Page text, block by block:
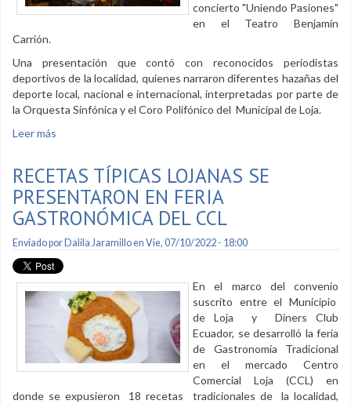
concierto "Uniendo Pasiones"
en el Teatro Benjamín
Carrión.
Una presentación que contó con reconocidos periodistas
deportivos de la localidad, quienes narraron diferentes hazañas del
deporte local, nacional e internacional, interpretadas por parte de
la Orquesta Sinfónica y el Coro Polifónico del Municipal de Loja.
Leer más
RECETAS TÍPICAS LOJANAS SE
PRESENTARON EN FERIA
GASTRONÓMICA DEL CCL
Enviado por Dalila Jaramilloen Vie, 07/10/2022 - 18:00
En el marco del convenio
suscrito entre el Municipio
de Loja y Diners Club
Ecuador, se desarrolló la feria
de Gastronomía Tradicional
en el mercado Centro
Comercial Loja (CCL) en
donde se expusieron 18 recetas tradicionales de la localidad,